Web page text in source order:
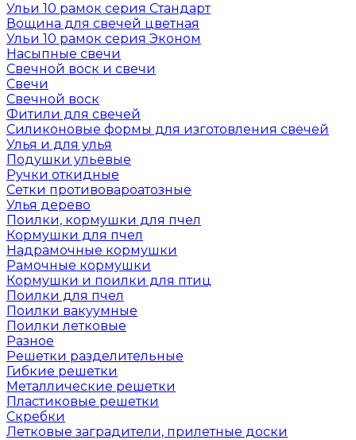
Ульи 10 рамок серия Стандарт
Вощина для свечей цветная
Ульи 10 рамок серия Эконом
Насыпные свечи
Свечной воск и свечи
Свечи
Свечной воск
Фитили для свечей
Силиконовые формы для изготовления свечей
Улья и для улья
Подушки ульевые
Ручки откидные
Сетки противовароатозные
Улья дерево
Поилки, кормушки для пчел
Кормушки для пчел
Надрамочные кормушки
Рамочные кормушки
Кормушки и поилки для птиц
Поилки для пчел
Поилки вакуумные
Поилки летковые
Разное
Решетки разделительные
Гибкие решетки
Металлические решетки
Пластиковые решетки
Скребки
Летковые заградители, прилетные доски